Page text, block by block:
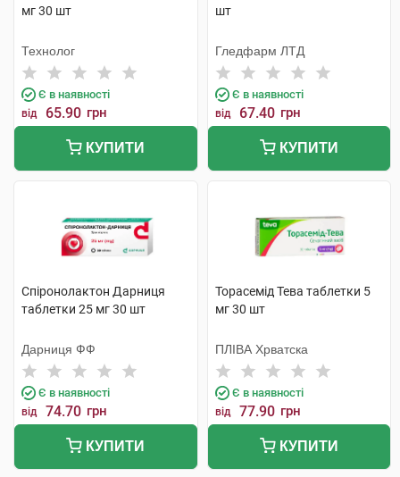
мг 30 шт
Технолог
Є в наявності
від 65.90 грн
КУПИТИ
шт
Гледфарм ЛТД
Є в наявності
від 67.40 грн
КУПИТИ
Спіронолактон Дарниця
таблетки 25 мг 30 шт
Дарниця ФФ
Є в наявності
від 74.70 грн
КУПИТИ
Торасемід Тева таблетки 5
мг 30 шт
ПЛІВА Хрватска
Є в наявності
від 77.90 грн
КУПИТИ